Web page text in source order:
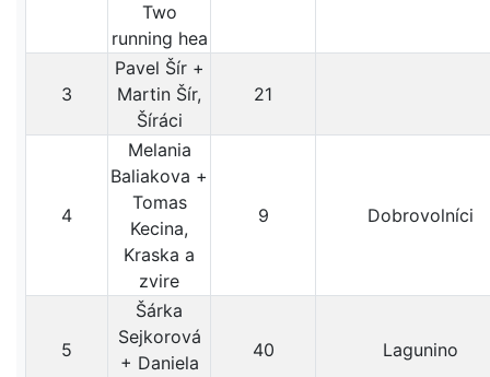
Two
running hea
3
Pavel Šír +
Martin Šír,
Šíráci
21
4
Melania
Baliakova +
Tomas
Kecina,
Kraska a
zvire
9 Dobrovolníci
5
Šárka
Sejkorová
+ Daniela
40 Lagunino